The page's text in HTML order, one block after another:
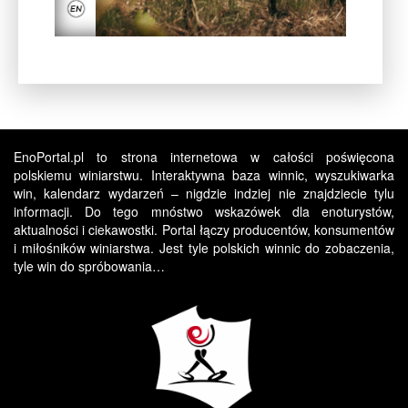
EnoPortal.pl to strona internetowa w całości poświęcona
polskiemu winiarstwu. Interaktywna baza winnic, wyszukiwarka
win, kalendarz wydarzeń – nigdzie indziej nie znajdziecie tylu
informacji. Do tego mnóstwo wskazówek dla enoturystów,
aktualności i ciekawostki. Portal łączy producentów, konsumentów
i miłośników winiarstwa. Jest tyle polskich winnic do zobaczenia,
tyle win do spróbowania…